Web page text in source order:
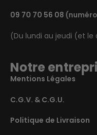
09 70 70 56 08
(Du lundi au jeudi (et
Notre
Mentions Légales
C.G.V. & C.G.U.
Politique de Livraison